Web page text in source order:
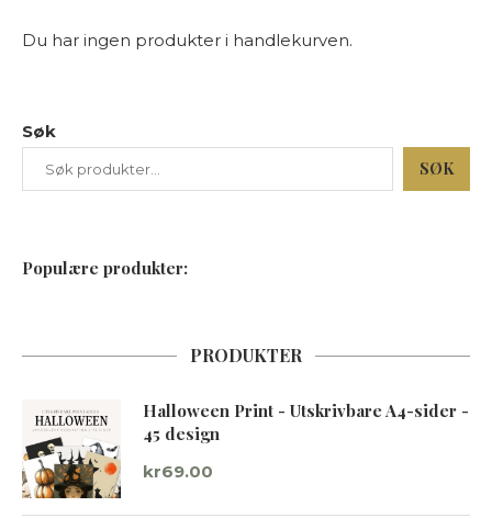
Du har ingen produkter i handlekurven.
Søk
SØK
Populære produkter:
PRODUKTER
Halloween Print - Utskrivbare A4-sider -
45 design
kr69.00